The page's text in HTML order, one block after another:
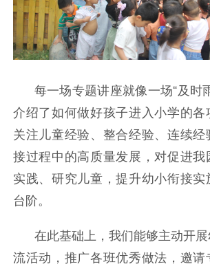
每一场专题讲座就像一场“及时
介绍了如何做好孩子进入小学的
关注儿童经验、整合经验、连续
接过程中的高质量发展，对促进
实践、研究儿童，提升幼小衔接
台阶。
在此基础上，我们能够主动开
流活动，推广各班优秀做法，邀请